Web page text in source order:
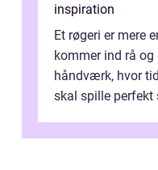
inspiration
Et røgeri er mere
kommer ind rå og
håndværk, hvor
skal spille perfekt